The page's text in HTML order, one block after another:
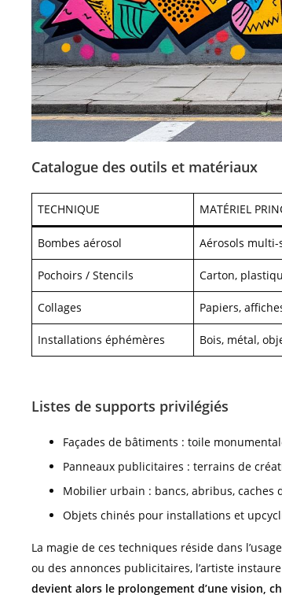
Catalogue des outils et matériaux
TECHNIQUE MATÉRIEL
Bombes aérosol Aérosols multi-
Pochoirs / Stencils Carton,
Collages Papiers,
Installations éphémères Bois, métal,
Listes de supports privilégiés
Façades de bâtiments : toile
Panneaux publicitaires : terrains de
Mobilier urbain : bancs, abribus, caches
Objets chinés pour installations et
La magie de ces techniques réside dans
ou des annonces publicitaires, l’artiste
devient alors le prolongement d’une vision,